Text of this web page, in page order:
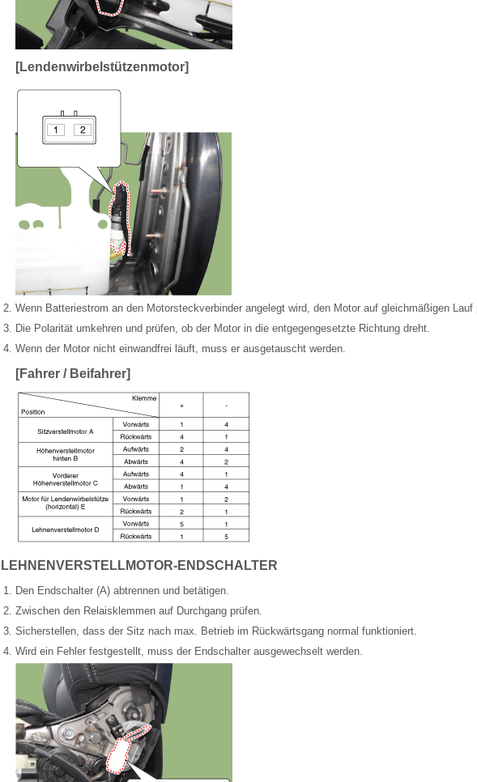
[Lendenwirbelstützenmotor]
2. Wenn Batteriestrom an den Motorsteckverbinder angelegt wird, den Motor auf gleichmäßigen Lauf
3. Die Polarität umkehren und prüfen, ob der Motor in die entgegengesetzte Richtung dreht.
4. Wenn der Motor nicht einwandfrei läuft, muss er ausgetauscht werden.
[Fahrer / Beifahrer]
LEHNENVERSTELLMOTOR-ENDSCHALTER
1. Den Endschalter (A) abtrennen und betätigen.
2. Zwischen den Relaisklemmen auf Durchgang prüfen.
3. Sicherstellen, dass der Sitz nach max. Betrieb im Rückwärtsgang normal funktioniert.
4. Wird ein Fehler festgestellt, muss der Endschalter ausgewechselt werden.